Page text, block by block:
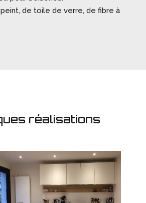
de toile de verre, de fibre à
réalisations